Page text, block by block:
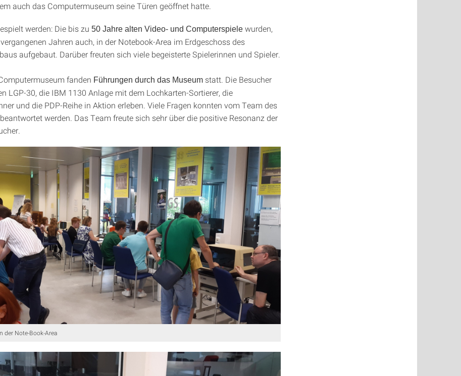
auch das Computermuseum seine Türen geöffnet hatte.
werden: Die bis zu 50 Jahre alten Video- und Computerspiele wurden,
Jahren auch, in der Notebook-Area im Erdgeschoss des
aufgebaut. Darüber freuten sich viele begeisterte Spielerinnen und Spieler.
fanden Führungen durch das Museum statt. Die Besucher
LGP-30, die IBM 1130 Anlage mit dem Lochkarten-Sortierer, die
und die PDP-Reihe in Aktion erleben. Viele Fragen konnten vom Team des
werden. Das Team freute sich sehr über die positive Resonanz der
der Note-Book-Area